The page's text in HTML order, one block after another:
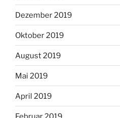
Dezember 2019
Oktober 2019
August 2019
Mai 2019
April 2019